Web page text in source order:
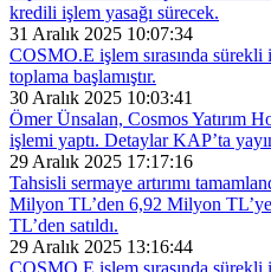
kredili işlem yasağı sürecek.
31 Aralık 2025 10:07:34
COSMO.E işlem sırasında
toplama başlamıştır.
30 Aralık 2025 10:03:41
Ömer Ünsalan, Cosmos Yatırım
işlemi yaptı. Detaylar KAP’ta
29 Aralık 2025 17:17:16
Tahsisli sermaye artırımı
Milyon TL’den 6,92 Milyon
TL’den satıldı.
29 Aralık 2025 13:16:44
COSMO.E işlem sırasında